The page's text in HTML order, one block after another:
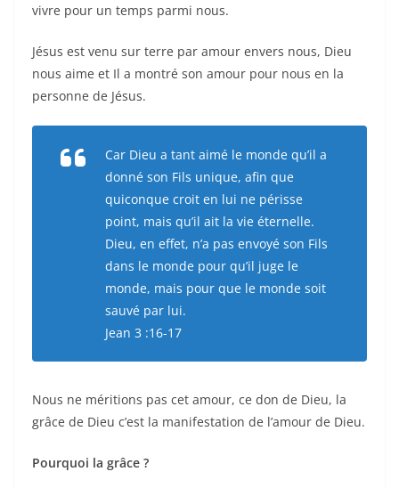
vivre pour un temps parmi nous.
Jésus est venu sur terre par amour envers nous, Dieu
nous aime et Il a montré son amour pour nous en la
personne de Jésus.
Car Dieu a tant aimé le monde qu’il a
donné son Fils unique, afin que
quiconque croit en lui ne périsse
point, mais qu’il ait la vie éternelle.
Dieu, en effet, n’a pas envoyé son Fils
dans le monde pour qu’il juge le
monde, mais pour que le monde soit
sauvé par lui.
Jean 3 :16-17
Nous ne méritions pas cet amour, ce don de Dieu, la
grâce de Dieu c’est la manifestation de l’amour de Dieu.
Pourquoi la grâce ?